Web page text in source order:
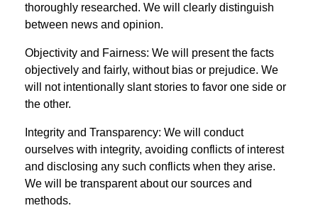
thoroughly researched. We will clearly distinguish
between news and opinion.
Objectivity and Fairness: We will present the facts
objectively and fairly, without bias or prejudice. We
will not intentionally slant stories to favor one side or
the other.
Integrity and Transparency: We will conduct
ourselves with integrity, avoiding conflicts of interest
and disclosing any such conflicts when they arise.
We will be transparent about our sources and
methods.